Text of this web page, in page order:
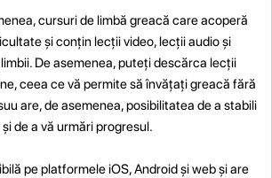
cursuri de limbă greacă care acoperă
și conțin lecții video, lecții audio și
De asemenea, puteți descărca lecții
ceea ce vă permite să învățați greacă fără
are, de asemenea, posibilitatea de a stabili
de a vă urmări progresul.
pe platformele iOS, Android și web și are